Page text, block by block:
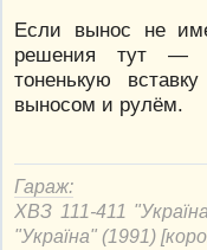
Если вынос не
решения тут —
тоненькую
выносом и рулём.
Гараж:
ХВЗ 111-411
"Україна" (1991)